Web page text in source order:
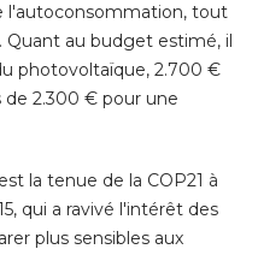
l'autoconsommation, tout
Quant au budget estimé, il
photovoltaïque, 2.700 €
2.300 € pour une
la tenue de la COP21 à
qui a ravivé l'intérêt des
plus sensibles aux